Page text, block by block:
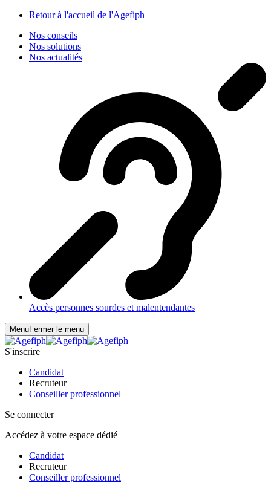
Retour à l'accueil de l'Agefiph
Nos conseils
Nos solutions
Nos actualités
Accès personnes sourdes et malentendantes
MenuFermer le menu
S'inscrire
Candidat
Recruteur
Conseiller professionnel
Se connecter
Accédez à votre espace dédié
Candidat
Recruteur
Conseiller professionnel